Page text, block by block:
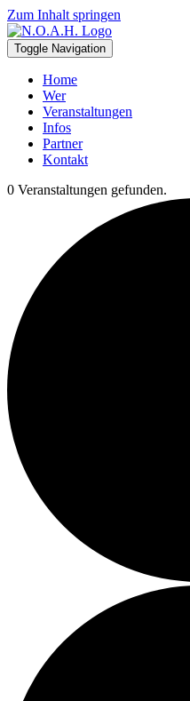
Zum Inhalt springen
Toggle Navigation
Home
Wer
Veranstaltungen
Infos
Partner
Kontakt
0 Veranstaltungen gefunden.